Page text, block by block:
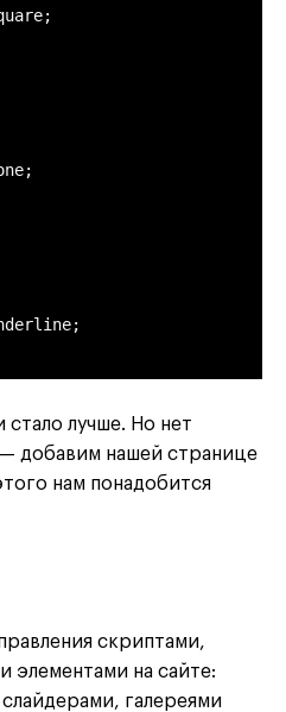
лучше. Но нет
добавим нашей странице
нам понадобится
скриптами,
элементами на сайте:
галереями